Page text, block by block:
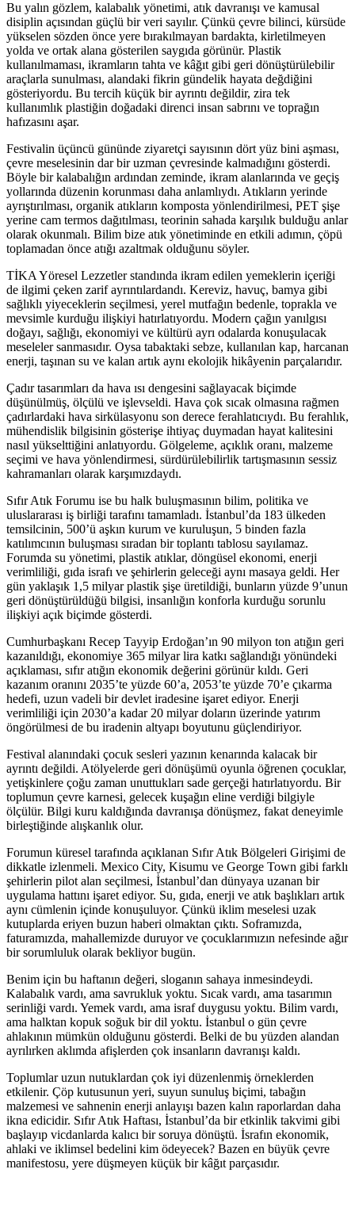
Bu yalın gözlem, kalabalık yönetimi, atık davranışı ve kamusal
disiplin açısından güçlü bir veri sayılır. Çünkü çevre bilinci, kürsüde
yükselen sözden önce yere bırakılmayan bardakta, kirletilmeyen
yolda ve ortak alana gösterilen saygıda görünür. Plastik
kullanılmaması, ikramların tahta ve kâğıt gibi geri dönüştürülebilir
araçlarla sunulması, alandaki fikrin gündelik hayata değdiğini
gösteriyordu. Bu tercih küçük bir ayrıntı değildir, zira tek
kullanımlık plastiğin doğadaki direnci insan sabrını ve toprağın
hafızasını aşar.
Festivalin üçüncü gününde ziyaretçi sayısının dört yüz bini aşması,
çevre meselesinin dar bir uzman çevresinde kalmadığını gösterdi.
Böyle bir kalabalığın ardından zeminde, ikram alanlarında ve geçiş
yollarında düzenin korunması daha anlamlıydı. Atıkların yerinde
ayrıştırılması, organik atıkların komposta yönlendirilmesi, PET şişe
yerine cam termos dağıtılması, teorinin sahada karşılık bulduğu anlar
olarak okunmalı. Bilim bize atık yönetiminde en etkili adımın, çöpü
toplamadan önce atığı azaltmak olduğunu söyler.
TİKA Yöresel Lezzetler standında ikram edilen yemeklerin içeriği
de ilgimi çeken zarif ayrıntılardandı. Kereviz, havuç, bamya gibi
sağlıklı yiyeceklerin seçilmesi, yerel mutfağın bedenle, toprakla ve
mevsimle kurduğu ilişkiyi hatırlatıyordu. Modern çağın yanılgısı
doğayı, sağlığı, ekonomiyi ve kültürü ayrı odalarda konuşulacak
meseleler sanmasıdır. Oysa tabaktaki sebze, kullanılan kap, harcanan
enerji, taşınan su ve kalan artık aynı ekolojik hikâyenin parçalarıdır.
Çadır tasarımları da hava ısı dengesini sağlayacak biçimde
düşünülmüş, ölçülü ve işlevseldi. Hava çok sıcak olmasına rağmen
çadırlardaki hava sirkülasyonu son derece ferahlatıcıydı. Bu ferahlık,
mühendislik bilgisinin gösterişe ihtiyaç duymadan hayat kalitesini
nasıl yükselttiğini anlatıyordu. Gölgeleme, açıklık oranı, malzeme
seçimi ve hava yönlendirmesi, sürdürülebilirlik tartışmasının sessiz
kahramanları olarak karşımızdaydı.
Sıfır Atık Forumu ise bu halk buluşmasının bilim, politika ve
uluslararası iş birliği tarafını tamamladı. İstanbul’da 183 ülkeden
temsilcinin, 500’ü aşkın kurum ve kuruluşun, 5 binden fazla
katılımcının buluşması sıradan bir toplantı tablosu sayılamaz.
Forumda su yönetimi, plastik atıklar, döngüsel ekonomi, enerji
verimliliği, gıda israfı ve şehirlerin geleceği aynı masaya geldi. Her
gün yaklaşık 1,5 milyar plastik şişe üretildiği, bunların yüzde 9’unun
geri dönüştürüldüğü bilgisi, insanlığın konforla kurduğu sorunlu
ilişkiyi açık biçimde gösterdi.
Cumhurbaşkanı Recep Tayyip Erdoğan’ın 90 milyon ton atığın geri
kazanıldığı, ekonomiye 365 milyar lira katkı sağlandığı yönündeki
açıklaması, sıfır atığın ekonomik değerini görünür kıldı. Geri
kazanım oranını 2035’te yüzde 60’a, 2053’te yüzde 70’e çıkarma
hedefi, uzun vadeli bir devlet iradesine işaret ediyor. Enerji
verimliliği için 2030’a kadar 20 milyar doların üzerinde yatırım
öngörülmesi de bu iradenin altyapı boyutunu güçlendiriyor.
Festival alanındaki çocuk sesleri yazının kenarında kalacak bir
ayrıntı değildi. Atölyelerde geri dönüşümü oyunla öğrenen çocuklar,
yetişkinlere çoğu zaman unuttukları sade gerçeği hatırlatıyordu. Bir
toplumun çevre karnesi, gelecek kuşağın eline verdiği bilgiyle
ölçülür. Bilgi kuru kaldığında davranışa dönüşmez, fakat deneyimle
birleştiğinde alışkanlık olur.
Forumun küresel tarafında açıklanan Sıfır Atık Bölgeleri Girişimi de
dikkatle izlenmeli. Mexico City, Kisumu ve George Town gibi farklı
şehirlerin pilot alan seçilmesi, İstanbul’dan dünyaya uzanan bir
uygulama hattını işaret ediyor. Su, gıda, enerji ve atık başlıkları artık
aynı cümlenin içinde konuşuluyor. Çünkü iklim meselesi uzak
kutuplarda eriyen buzun haberi olmaktan çıktı. Soframızda,
faturamızda, mahallemizde duruyor ve çocuklarımızın nefesinde ağır
bir sorumluluk olarak bekliyor bugün.
Benim için bu haftanın değeri, sloganın sahaya inmesindeydi.
Kalabalık vardı, ama savrukluk yoktu. Sıcak vardı, ama tasarımın
serinliği vardı. Yemek vardı, ama israf duygusu yoktu. Bilim vardı,
ama halktan kopuk soğuk bir dil yoktu. İstanbul o gün çevre
ahlakının mümkün olduğunu gösterdi. Belki de bu yüzden alandan
ayrılırken aklımda afişlerden çok insanların davranışı kaldı.
Toplumlar uzun nutuklardan çok iyi düzenlenmiş örneklerden
etkilenir. Çöp kutusunun yeri, suyun sunuluş biçimi, tabağın
malzemesi ve sahnenin enerji anlayışı bazen kalın raporlardan daha
ikna edicidir. Sıfır Atık Haftası, İstanbul’da bir etkinlik takvimi gibi
başlayıp vicdanlarda kalıcı bir soruya dönüştü. İsrafın ekonomik,
ahlaki ve iklimsel bedelini kim ödeyecek? Bazen en büyük çevre
manifestosu, yere düşmeyen küçük bir kâğıt parçasıdır.